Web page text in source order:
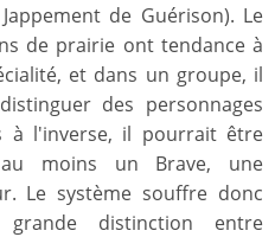
de Guérison). Le
de prairie ont tendance à
et dans un groupe, il
des personnages
à l'inverse, il pourrait être
moins un Brave, une
Le système souffre donc
distinction entre